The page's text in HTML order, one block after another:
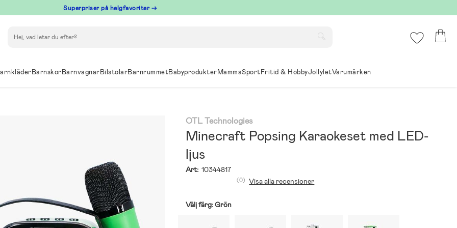
Superpriser på helgfavoriter →
BarnskorBarnvagnarBilstolarBarnrummetBabyprodukterMammaSportFritid & HobbyJollyletVarumärken
OTL Technologies
Minecraft Popsing Karaokeset med LED-
ljus
Art: 10344817
(0) Visa alla recensioner
Välj färg:Grön